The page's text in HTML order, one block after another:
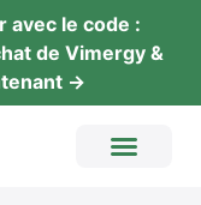
avec le code :
de Vimer­gy &
→